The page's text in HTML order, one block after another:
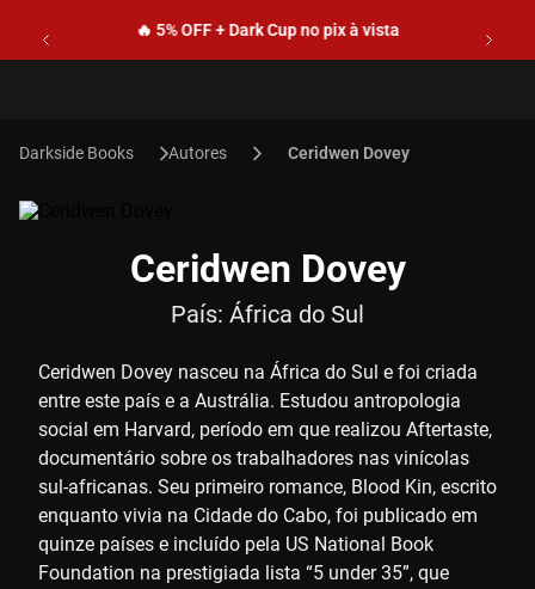
🔥 5% OFF + Dark Cup no pix à vista
Autores Ceridwen Dovey
Ceridwen Dovey
País: África do Sul
Ceridwen Dovey nasceu na África do Sul e foi criada
entre este país e a Austrália. Estudou antropologia
social em Harvard, período em que realizou Aftertaste,
documentário sobre os trabalhadores nas vinícolas
sul-africanas. Seu primeiro romance, Blood Kin, escrito
enquanto vivia na Cidade do Cabo, foi publicado em
quinze países e incluído pela US National Book
Foundation na prestigiada lista “5 under 35”, que